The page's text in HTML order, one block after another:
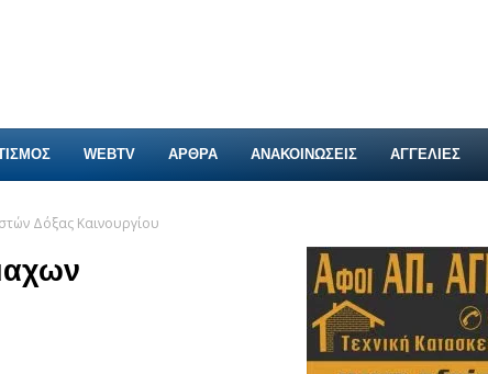
WEBTV ΑΡΘΡΑ ΑΝΑΚΟΙΝΩΣΕΙΣ ΑΓΓΕΛΊΕΣ
Δόξας Καινουργίου